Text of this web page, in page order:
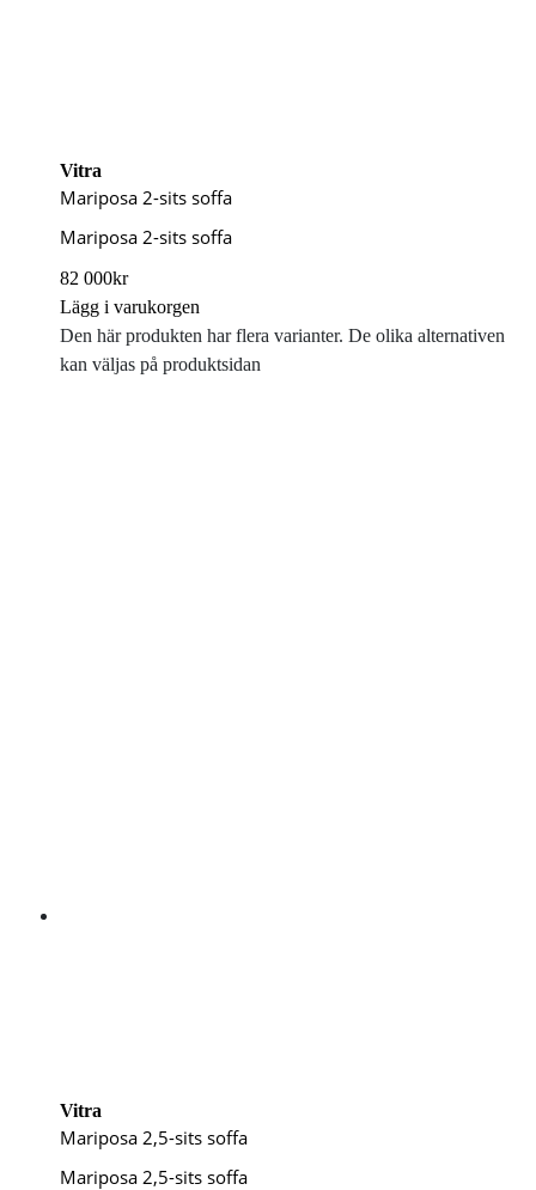
Vitra
Mariposa 2-sits soffa
Mariposa 2-sits soffa
82 000kr
Lägg i varukorgen
Den här produkten har flera varianter. De olika alternativen
kan väljas på produktsidan
Vitra
Mariposa 2,5-sits soffa
Mariposa 2,5-sits soffa